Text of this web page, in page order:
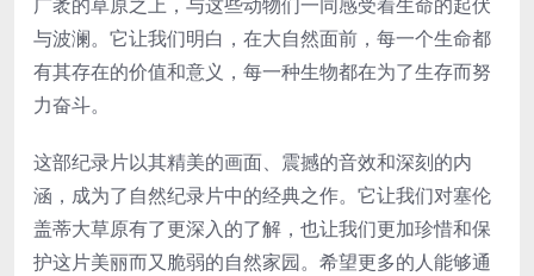
与波澜。它让我们明白，在大自然面前，每一个生命都
有其存在的价值和意义，每一种生物都在为了生存而努
力奋斗。
这部纪录片以其精美的画面、震撼的音效和深刻的内
涵，成为了自然纪录片中的经典之作。它让我们对塞伦
盖蒂大草原有了更深入的了解，也让我们更加珍惜和保
护这片美丽而又脆弱的自然家园。希望更多的人能够通